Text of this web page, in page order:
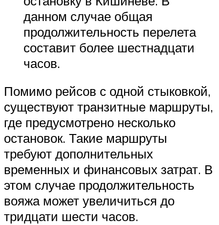
данном случае общая
продолжительность перелета
составит более шестнадцати
часов.
Помимо рейсов с одной стыковкой,
существуют транзитные маршруты,
где предусмотрено несколько
остановок. Такие маршруты
требуют дополнительных
временных и финансовых затрат. В
этом случае продолжительность
вояжа может увеличиться до
тридцати шести часов.